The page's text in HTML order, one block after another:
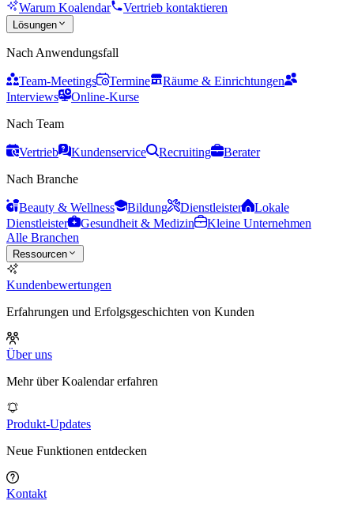
Warum Koalendar Vertrieb kontaktieren
Lösungen
Nach Anwendungsfall
Team-Meetings Termine
Räume & Einrichtungen
Interviews
Online-Kurse
Nach Team
Vertrieb Kundenservice Recruiting
Berater
Nach Branche
Beauty & Wellness Bildung Dienstleister
Lokale
Dienstleister
Gesundheit & Medizin
Kleine Unternehmen
Alle Branchen
Ressourcen
Kundenbewertungen
Erfahrungen und Erfolgsgeschichten von Kunden
Über uns
Mehr über Koalendar erfahren
Produkt-Updates
Neue Funktionen entdecken
Kontakt